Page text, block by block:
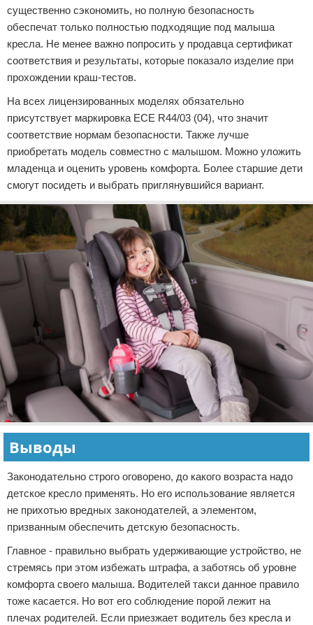
существенно сэкономить, но полную безопасность
обеспечат только полностью подходящие под малыша
кресла. Не менее важно попросить у продавца сертификат
соответствия и результаты, которые показало изделие при
прохождении краш-тестов.
На всех лицензированных моделях обязательно
присутствует маркировка ECE R44/03 (04), что значит
соответствие нормам безопасности. Также лучше
приобретать модель совместно с малышом. Можно уложить
младенца и оценить уровень комфорта. Более старшие дети
смогут посидеть и выбрать приглянувшийся вариант.
Выводы
Законодательно строго оговорено, до какого возраста надо
детское кресло применять. Но его использование является
не прихотью вредных законодателей, а элементом,
призванным обеспечить детскую безопасность.
Главное - правильно выбрать удерживающие устройство, не
стремясь при этом избежать штрафа, а заботясь об уровне
комфорта своего малыша. Водителей такси данное правило
тоже касается. Но вот его соблюдение порой лежит на
плечах родителей. Если приезжает водитель без кресла и